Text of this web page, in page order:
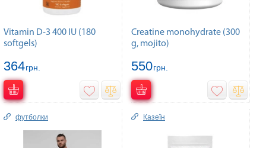
Vitamin D-3 400 IU (180
softgels)
364грн.
Creatine monohydrate (300
g, mojito)
550грн.
футболки Казеїн